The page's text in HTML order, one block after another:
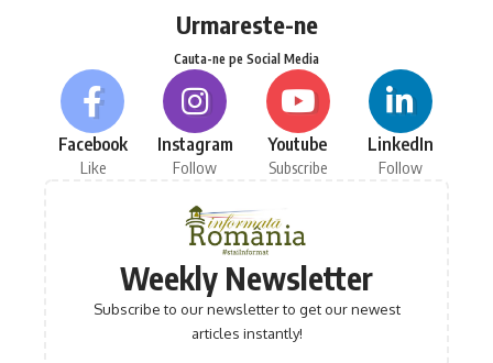
Urmareste-ne
Cauta-ne pe Social Media
Facebook
Like
Instagram
Follow
Youtube
Subscribe
LinkedIn
Follow
Weekly Newsletter
Subscribe to our newsletter to get our newest
articles instantly!